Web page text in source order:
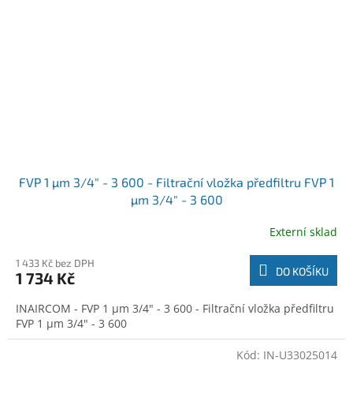
FVP 1 µm 3/4" - 3 600 - Filtrační vložka předfiltru FVP 1
µm 3/4" - 3 600
Externí sklad
1 433 Kč bez DPH
1 734 Kč DO KOŠÍKU
INAIRCOM - FVP 1 µm 3/4" - 3 600 - Filtrační vložka předfiltru
FVP 1 µm 3/4" - 3 600
Kód: IN-U33025014